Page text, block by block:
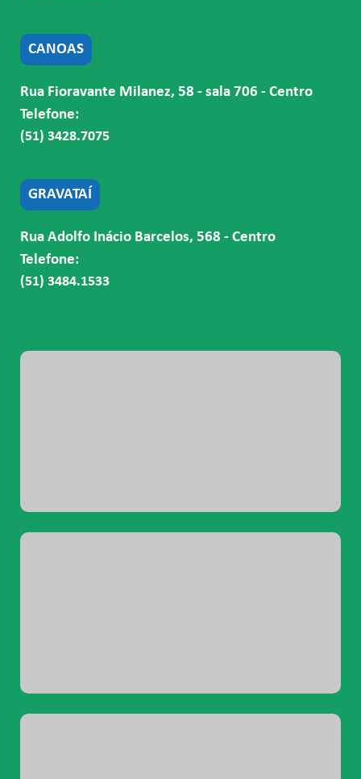
CANOAS
Rua Fioravante Milanez, 58 - sala 706 - Centro
Telefone:
(51) 3428.7075
GRAVATAÍ
Rua Adolfo Inácio Barcelos, 568 - Centro
Telefone:
(51) 3484.1533